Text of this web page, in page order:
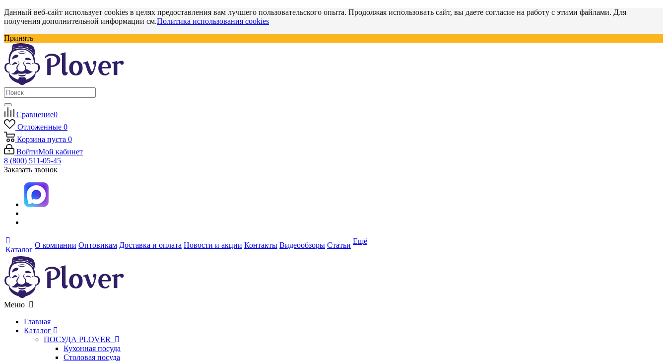
Данный веб-сайт использует cookies в целях предоставления вам лучшего пользовательского опыта. Продолжая использовать сайт, вы даете согласие на работу с этими файлами. Для
получения дополнительной информации см.Политика использования cookies
Принять
Сравнение0
Отложенные 0
Корзина пуста 0
ВойтиМой кабинет
8 (800) 511-05-45
Заказать звонок
Каталог
О компании Оптовикам Доставка и оплата Новости и акции Контакты Видеообзоры Статьи Ещё
Меню
Главная
Каталог
ПОСУДА PLOVER
Кухонная посуда
Столовая посуда